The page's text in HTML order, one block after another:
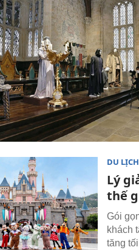
DU LỊCH
Lý
thế
Gói
khách
tăng